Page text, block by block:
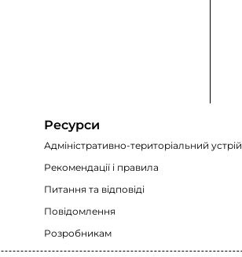
Ресурси
Адміністративно-територіальний устрій
Рекомендації i правила
Питання та відповіді
Повідомлення
Розробникам